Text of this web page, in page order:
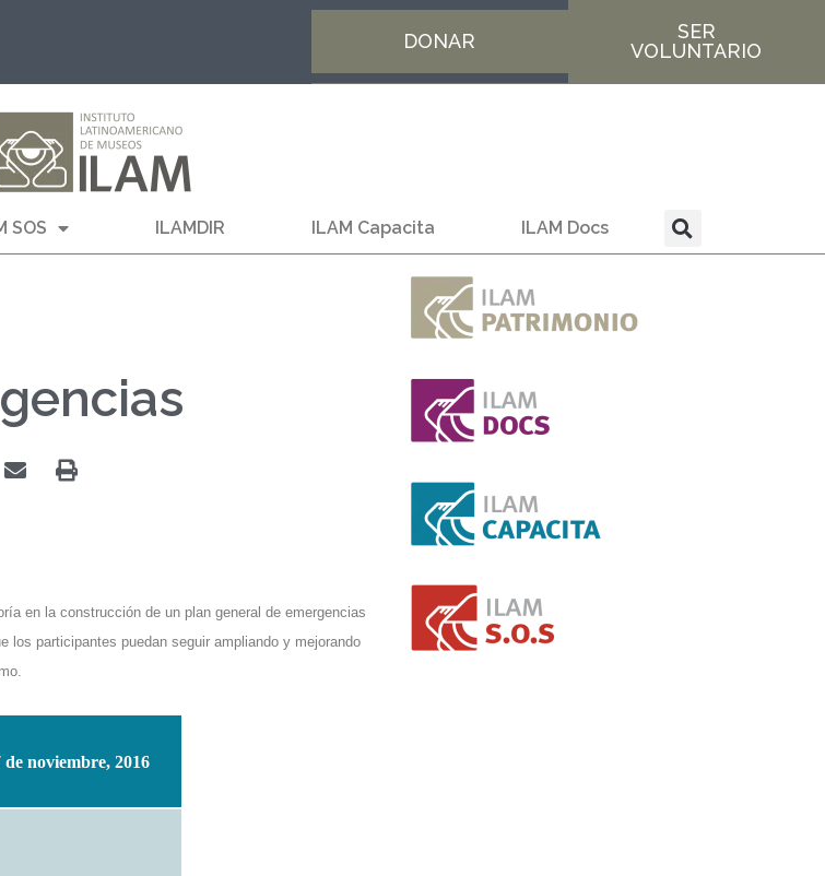
DONAR
SER
VOLUNTARIO
SOS ILAMDIR ILAM Capacita ILAM Docs
en la construcción de un plan general de emergencias
los participantes puedan seguir ampliando y mejorando
noviembre, 2016